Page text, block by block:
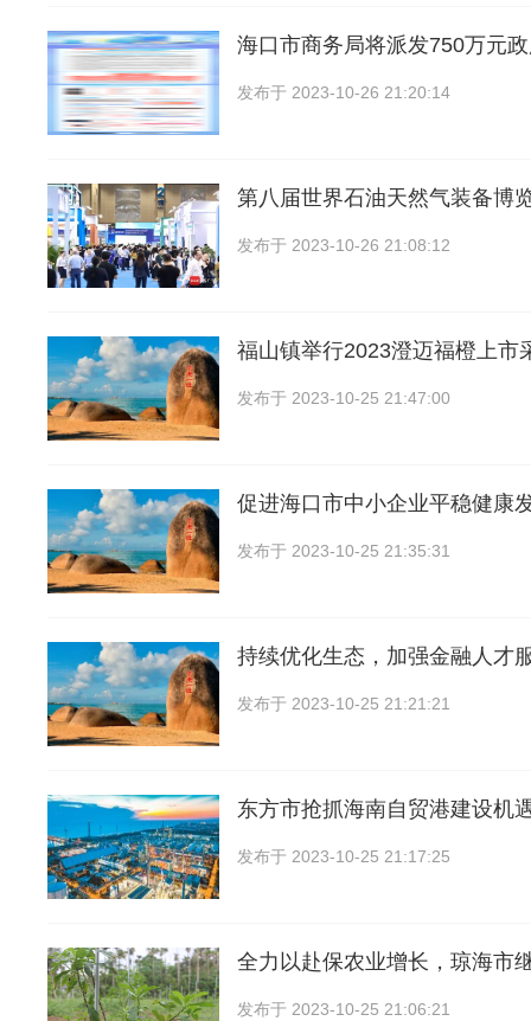
海口市商务局将派发750万元
发布于 2023-10-26 21:20:14
第八届世界石油天然气装备博
发布于 2023-10-26 21:08:12
福山镇举行2023澄迈福橙上市
发布于 2023-10-25 21:47:00
促进海口市中小企业平稳健康
发布于 2023-10-25 21:35:31
持续优化生态，加强金融人才
发布于 2023-10-25 21:21:21
东方市抢抓海南自贸港建设机
发布于 2023-10-25 21:17:25
全力以赴保农业增长，琼海市
发布于 2023-10-25 21:06:21